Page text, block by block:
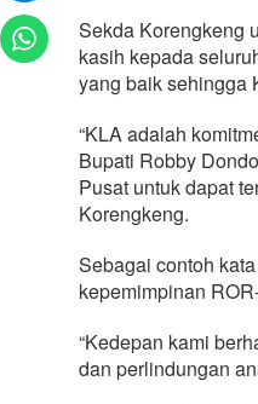
Sekda Korengkeng
kasih kepada
yang baik sehingga
“KLA adalah
Bupati Robby
Pusat untuk dapat
Korengkeng.
Sebagai contoh
kepemimpinan
“Kedepan kami
dan perlindungan